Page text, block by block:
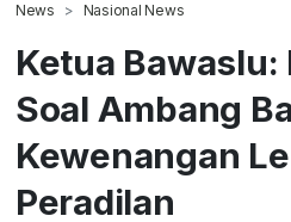
News Nasional News
Ketua
Soal Ambang
Kewenangan
Peradilan